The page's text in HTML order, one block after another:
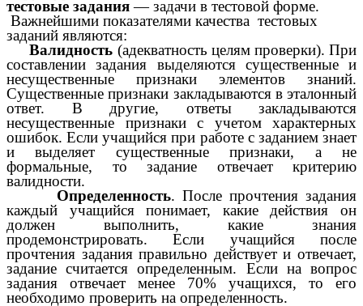
тестовые задания— задачи в тестовой форме.
Важнейшими показателями качества тестовых
заданий являются:
Валидность (адекватность целям проверки). При
составлении задания выделяются существенные и
несущественные признаки элементов знаний.
Существенные признаки закладываются в эталонный
ответ. В другие, ответы закладываются
несущественные признаки с учетом характерных
ошибок. Если учащийся при работе с заданием знает
и выделяет существенные признаки, а не
формальные, то задание отвечает критерию
валидности.
Определенность. После прочтения задания
каждый учащийся понимает, какие действия он
должен выполнить, какие знания
продемонстрировать. Если учащийся после
прочтения задания правильно действует и отвечает,
задание считается определенным. Если на вопрос
задания отвечает менее 70% учащихся, то его
необходимо проверить на определенность.